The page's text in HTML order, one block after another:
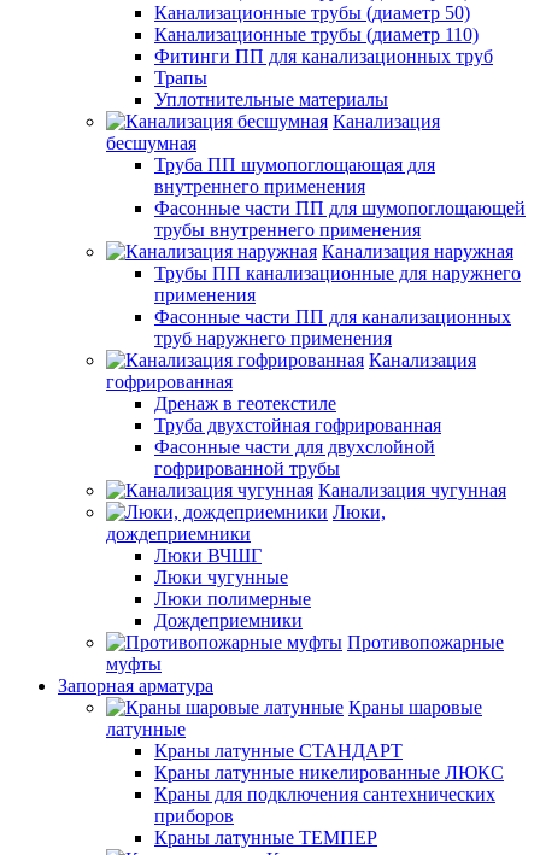
Канализационные трубы (диаметр 50)
Канализационные трубы (диаметр 110)
Фитинги ПП для канализационных труб
Трапы
Уплотнительные материалы
Канализация
бесшумная
Труба ПП шумопоглощающая для
внутреннего применения
Фасонные части ПП для шумопоглощающей
трубы внутреннего применения
Канализация наружная
Трубы ПП канализационные для наружнего
применения
Фасонные части ПП для канализационных
труб наружнего применения
Канализация
гофрированная
Дренаж в геотекстиле
Труба двухстойная гофрированная
Фасонные части для двухслойной
гофрированной трубы
Канализация чугунная
Люки,
дождеприемники
Люки ВЧШГ
Люки чугунные
Люки полимерные
Дождеприемники
Противопожарные
муфты
Запорная арматура
Краны шаровые
латунные
Краны латунные СТАНДАРТ
Краны латунные никелированные ЛЮКС
Краны для подключения сантехнических
приборов
Краны латунные ТЕМПЕР